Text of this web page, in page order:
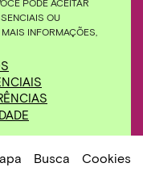
PODE ACEITAR
OU
INFORMAÇÕES,
culturais,
| O que é ser
mobilizador de
Busca Cookies